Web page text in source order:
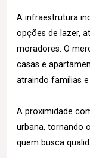
A infraestrutura
opções de lazer,
moradores. O
casas e
atraindo famílias
A proximidade
urbana, tornando
quem busca